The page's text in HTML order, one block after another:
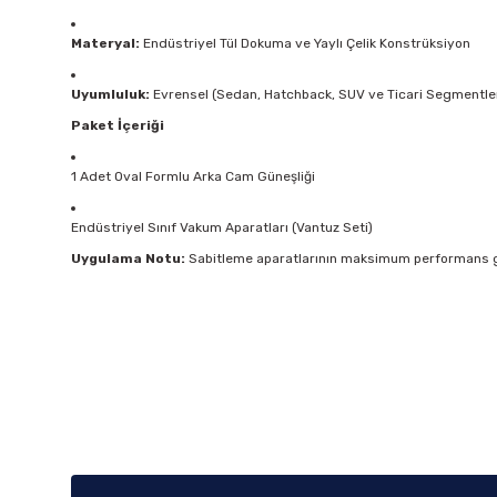
Materyal: Endüstriyel Tül Dokuma ve Yaylı Çelik Konstrüksiyon
Uyumluluk: Evrensel (Sedan, Hatchback, SUV ve Ticari
Paket İçeriği
1 Adet Oval Formlu Arka Cam Güneşliği
Endüstriyel Sınıf Vakum Aparatları (Vantuz Seti)
Uygulama Notu: Sabitleme aparatlarının maksimum performans